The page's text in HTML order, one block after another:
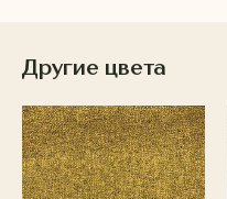
Другие цвета